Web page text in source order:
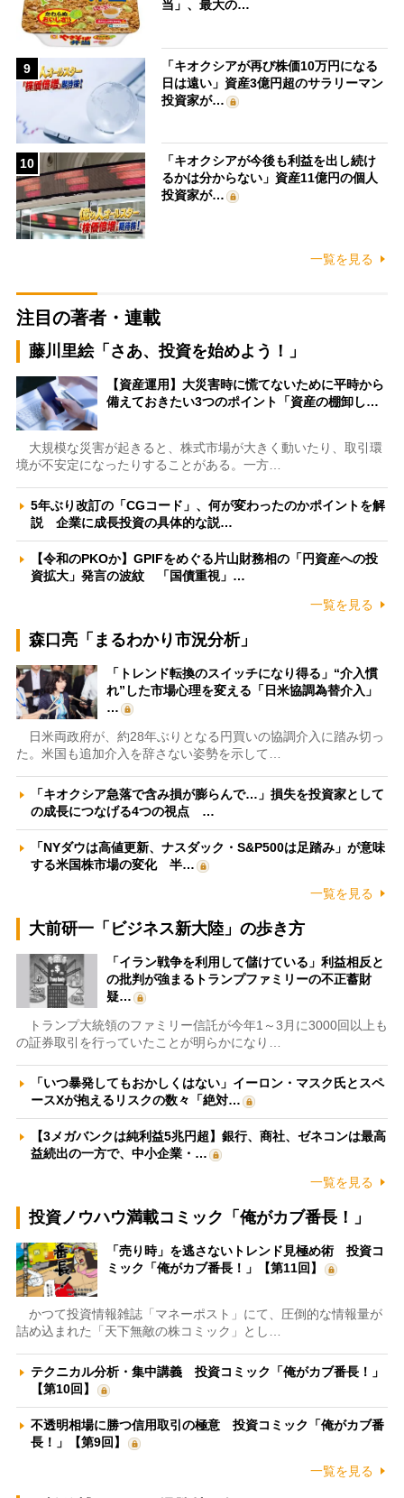
当」、最大の…
9
「キオクシアが再び株価10万円になる
日は遠い」資産3億円超のサラリーマン
投資家が…
10
「キオクシアが今後も利益を出し続け
るかは分からない」資産11億円の個人
投資家が…
一覧を見る
注目の著者・連載
藤川里絵「さあ、投資を始めよう！」
【資産運用】大災害時に慌てないために平時から
備えておきたい3つのポイント「資産の棚卸し…
大規模な災害が起きると、株式市場が大きく動いたり、取引環
境が不安定になったりすることがある。一方…
5年ぶり改訂の「CGコード」、何が変わったのかポイントを解
説 企業に成長投資の具体的な説…
【令和のPKOか】GPIFをめぐる片山財務相の「円資産への投
資拡大」発言の波紋 「国債重視」…
一覧を見る
森口亮「まるわかり市況分析」
「トレンド転換のスイッチになり得る」“介入慣
れ”した市場心理を変える「日米協調為替介入」
…
日米両政府が、約28年ぶりとなる円買いの協調介入に踏み切っ
た。米国も追加介入を辞さない姿勢を示して…
「キオクシア急落で含み損が膨らんで…」損失を投資家として
の成長につなげる4つの視点 …
「NYダウは高値更新、ナスダック・S&P500は足踏み」が意味
する米国株市場の変化 半…
一覧を見る
大前研一「ビジネス新大陸」の歩き方
「イラン戦争を利用して儲けている」利益相反と
の批判が強まるトランプファミリーの不正蓄財
疑…
トランプ大統領のファミリー信託が今年1～3月に3000回以上も
の証券取引を行っていたことが明らかになり…
「いつ暴発してもおかしくはない」イーロン・マスク氏とスペ
ースXが抱えるリスクの数々「絶対…
【3メガバンクは純利益5兆円超】銀行、商社、ゼネコンは最高
益続出の一方で、中小企業・…
一覧を見る
投資ノウハウ満載コミック「俺がカブ番長！」
「売り時」を逃さないトレンド見極め術 投資コ
ミック「俺がカブ番長！」【第11回】
かつて投資情報雑誌「マネーポスト」にて、圧倒的な情報量が
詰め込まれた「天下無敵の株コミック」とし…
テクニカル分析・集中講義 投資コミック「俺がカブ番長！」
【第10回】
不透明相場に勝つ信用取引の極意 投資コミック「俺がカブ番
長！」【第9回】
一覧を見る